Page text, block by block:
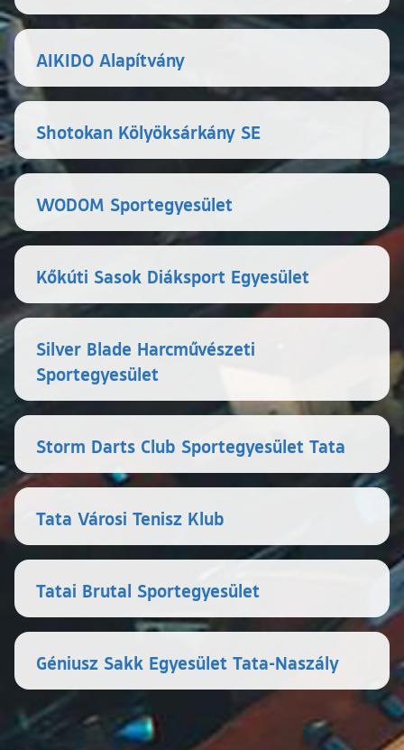
AIKIDO Alapítvány
Shotokan Kölyöksárkány SE
WODOM Sportegyesület
Kőkúti Sasok Diáksport Egyesület
Silver Blade Harcművészeti
Sportegyesület
Storm Darts Club Sportegyesület Tata
Tata Városi Tenisz Klub
Tatai Brutal Sportegyesület
Géniusz Sakk Egyesület Tata-Naszály